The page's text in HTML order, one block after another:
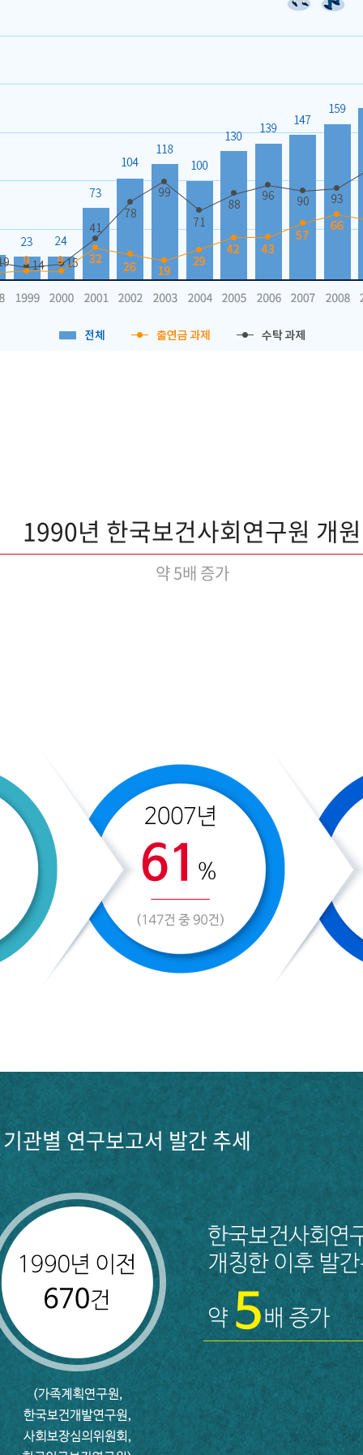
1990년 한국보건사회연구원 개원
약 5배 증가
기관별 연구보고서 발간 추세